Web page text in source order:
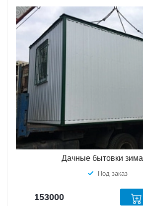
Дачные бытовки зима
Под заказ
153000